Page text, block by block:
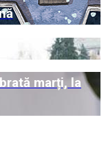
marți, la